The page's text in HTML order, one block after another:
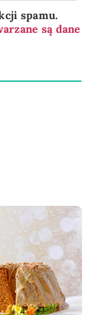
spamu.
są dane